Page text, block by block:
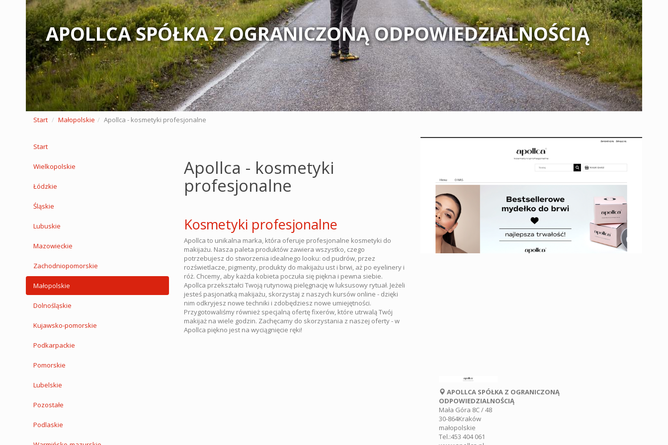
APOLLCA SPÓŁKA Z OGRANICZONĄ ODPOWIEDZIALNOŚCIĄ
Start Małopolskie Apollca - kosmetyki profesjonalne
Start
Wielkopolskie
Łódzkie
Śląskie
Lubuskie
Mazowieckie
Zachodniopomorskie
Małopolskie
Dolnośląskie
Kujawsko-pomorskie
Podkarpackie
Pomorskie
Lubelskie
Pozostałe
Podlaskie
Apollca - kosmetyki
profesjonalne
Kosmetyki profesjonalne
Apollca to unikalna marka, która oferuje profesjonalne kosmetyki do
makijażu. Nasza paleta produktów zawiera wszystko, czego
potrzebujesz do stworzenia idealnego looku: od pudrów, przez
rozświetlacze, pigmenty, produkty do makijażu ust i brwi, aż po eyelinery i
róż. Chcemy, aby każda kobieta poczuła się piękna i pewna siebie.
Apollca przekształci Twoją rutynową pielęgnację w luksusowy rytuał. Jeżeli
jesteś pasjonatką makijażu, skorzystaj z naszych kursów online - dzięki
nim odkryjesz nowe techniki i zdobędziesz nowe umiejętności.
Przygotowaliśmy również specjalną ofertę fixerów, które utrwalą Twój
makijaż na wiele godzin. Zachęcamy do skorzystania z naszej oferty - w
Apollca piękno jest na wyciągnięcie ręki!
APOLLCA SPÓŁKA Z OGRANICZONĄ
ODPOWIEDZIALNOŚCIĄ
Mała Góra 8C / 48
30-864Kraków
małopolskie
Tel.:453 404 061